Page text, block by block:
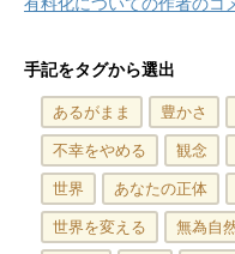
手記をタグから選出
あるがまま 豊かさ
不幸をやめる
観念
世界
あなたの正体
世界を変える
無為自